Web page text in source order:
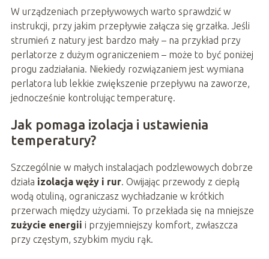
W urządzeniach przepływowych warto sprawdzić w
instrukcji, przy jakim przepływie załącza się grzałka. Jeśli
strumień z natury jest bardzo mały – na przykład przy
perlatorze z dużym ograniczeniem – może to być poniżej
progu zadziałania. Niekiedy rozwiązaniem jest wymiana
perlatora lub lekkie zwiększenie przepływu na zaworze,
jednocześnie kontrolując temperaturę.
Jak pomaga izolacja i ustawienia
temperatury?
Szczególnie w małych instalacjach podzlewowych dobrze
działa izolacja węży i rur. Owijając przewody z ciepłą
wodą otuliną, ograniczasz wychładzanie w krótkich
przerwach między użyciami. To przekłada się na mniejsze
zużycie energii i przyjemniejszy komfort, zwłaszcza
przy częstym, szybkim myciu rąk.